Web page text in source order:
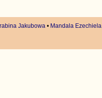
Jakubowa• Mandala Ezechiela